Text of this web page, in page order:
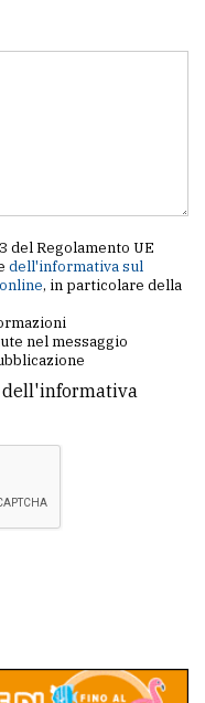
del Regolamento UE
dell'informativa sul
, in particolare della
nel messaggio
dell'informativa